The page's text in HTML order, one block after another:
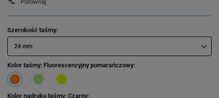
Porównaj
Szerokość taśmy
24 mm
Kolor taśmy: Fluorescencyjny pomarańczowy
Kolor nadruku taśmy: Czarny